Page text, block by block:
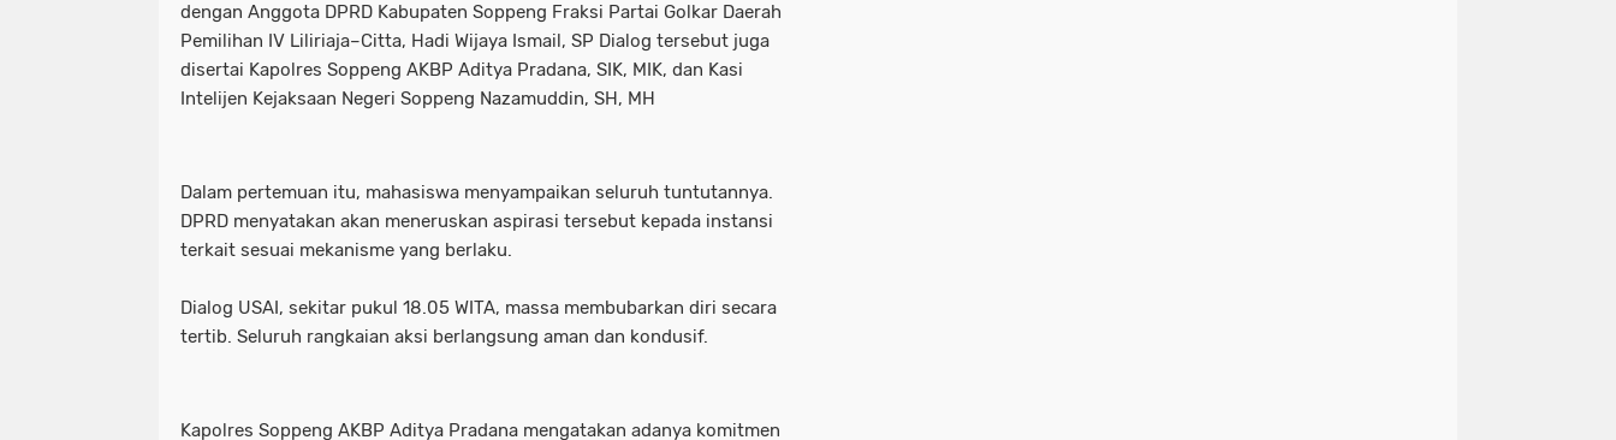
dengan Anggota DPRD Kabupaten Soppeng Fraksi Partai Golkar Daerah
Pemilihan IV Liliriaja–Citta, Hadi Wijaya Ismail, SP Dialog tersebut juga
disertai Kapolres Soppeng AKBP Aditya Pradana, SIK, MIK, dan Kasi
Intelijen Kejaksaan Negeri Soppeng Nazamuddin, SH, MH
Dalam pertemuan itu, mahasiswa menyampaikan seluruh tuntutannya.
DPRD menyatakan akan meneruskan aspirasi tersebut kepada instansi
terkait sesuai mekanisme yang berlaku.
Dialog USAI, sekitar pukul 18.05 WITA, massa membubarkan diri secara
tertib. Seluruh rangkaian aksi berlangsung aman dan kondusif.
Kapolres Soppeng AKBP Aditya Pradana mengatakan adanya komitmen